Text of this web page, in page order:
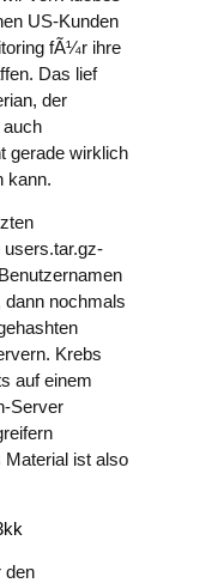
US-Kunden
fÃ¼r ihre
Das lief
der
gerade wirklich
kann.
nochmals
Krebs
auf einem
Server
ist also
den